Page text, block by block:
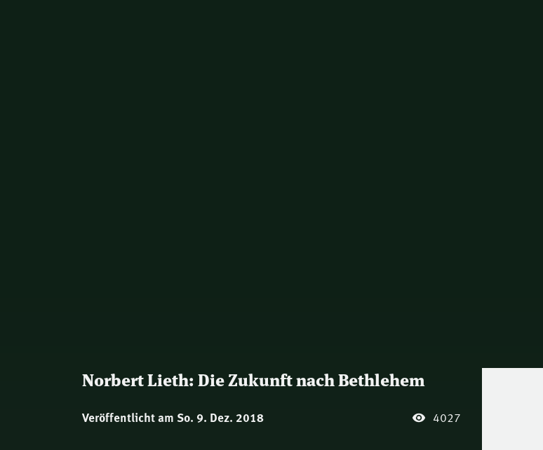
Norbert Lieth: Die Zukunft nach Bethlehem
Veröffentlicht am So. 9. Dez. 2018 4027